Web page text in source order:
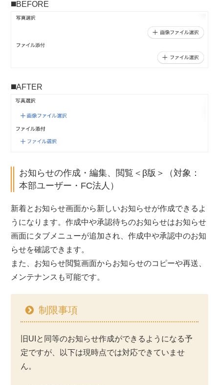
◼️BEFORE
◼️AFTER
お知らせの作成・編集、閲覧＜β版＞（対象：
本部ユーザー・FC法人）
新着とお知らせ画面から新しいお知らせが作成できるよ
うになります。作成中や承認待ちのお知らせはお知らせ
画面にタブメニューが追加され、作成中や承認中のお知
らせを確認できます。
また、お知らせ閲覧画面からお知らせのコピーや再送、
メンテナンスも可能です。
制限事項
旧UIと同等のお知らせ作成ができるようになる予
定ですが、以下は現時点では対応できていませ
ん。